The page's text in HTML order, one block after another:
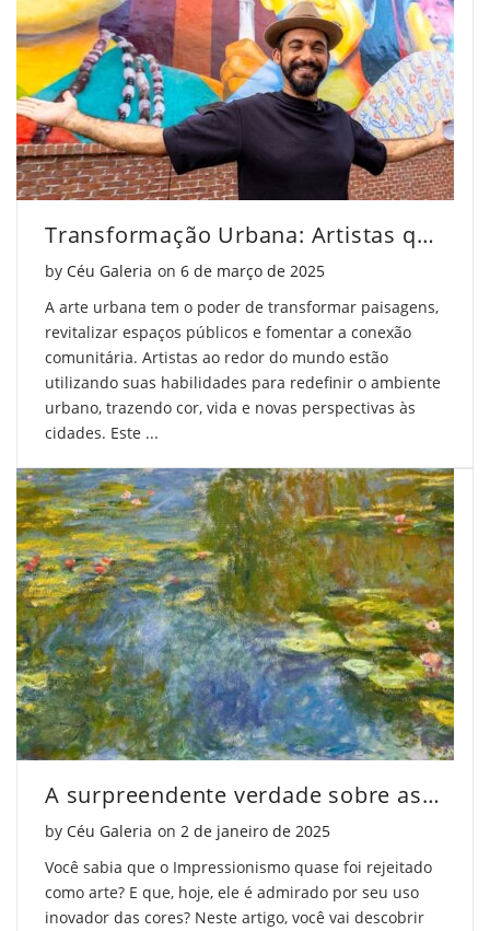
Transformação Urbana: Artistas que Mudam Paisagens
by Céu Galeria on Posted on
6 de março de 2025
A arte urbana tem o poder de transformar paisagens,
revitalizar espaços públicos e fomentar a conexão
comunitária. Artistas ao redor do mundo estão
utilizando suas habilidades para redefinir o ambiente
urbano, trazendo cor, vida e novas perspectivas às
cidades. Este ...
A surpreendente verdade sobre as cores em obras impressionistas
by Céu Galeria on Posted on
2 de janeiro de 2025
Você sabia que o Impressionismo quase foi rejeitado
como arte? E que, hoje, ele é admirado por seu uso
inovador das cores? Neste artigo, você vai descobrir